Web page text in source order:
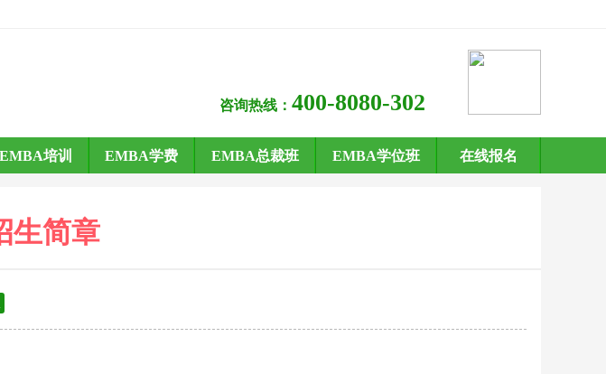
咨询热线： 400-8080-302
EMBA培训 EMBA学费 EMBA总裁班 EMBA学位班 在线报名
生简章